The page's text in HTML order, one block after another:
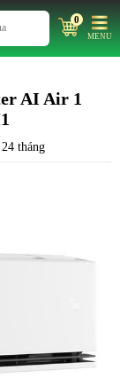
0
MENU
AI Air 1
tháng